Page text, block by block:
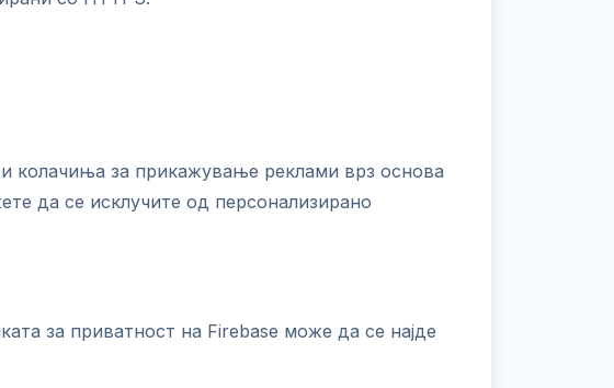
колачиња за прикажување реклами врз основа
да се исклучите од персонализирано
за приватност на Firebase може да се најде